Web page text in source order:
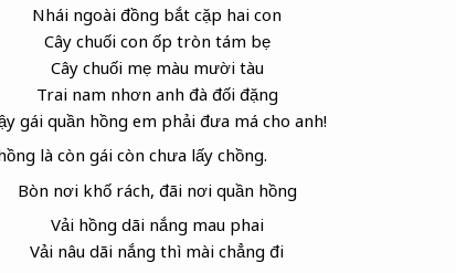
Nhái ngoài đồng bắt cặp hai con
Cây chuối con ốp tròn tám bẹ
Cây chuối mẹ màu mười tàu
Trai nam nhơn anh đà đối đặng
gái quần hồng em phải đưa má cho anh!
là còn gái còn chưa lấy chồng.
Bòn nơi khố rách, đãi nơi quần hồng
Vải hồng dãi nắng mau phai
Vải nâu dãi nắng thì mài chẳng đi